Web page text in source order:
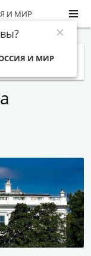
И МИР
И МИР